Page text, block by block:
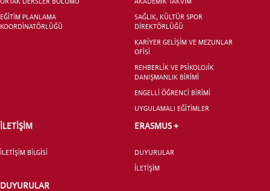
EĞİTİM PLANLAMA
KOORDİNATÖRLÜĞÜ
SAĞLIK, KÜLTÜR SPOR
DİREKTÖRLÜĞÜ
KARİYER GELİŞİM VE MEZUNLAR
OFİSİ
REHBERLİK VE PSİKOLOJİK
DANIŞMANLIK BİRİMİ
ENGELLİ ÖĞRENCİ BİRİMİ
UYGULAMALI EĞİTİMLER
İLETİŞİM
İLETİŞİM BİLGİSİ
ERASMUS +
DUYURULAR
İLETİŞİM
DUYURULAR